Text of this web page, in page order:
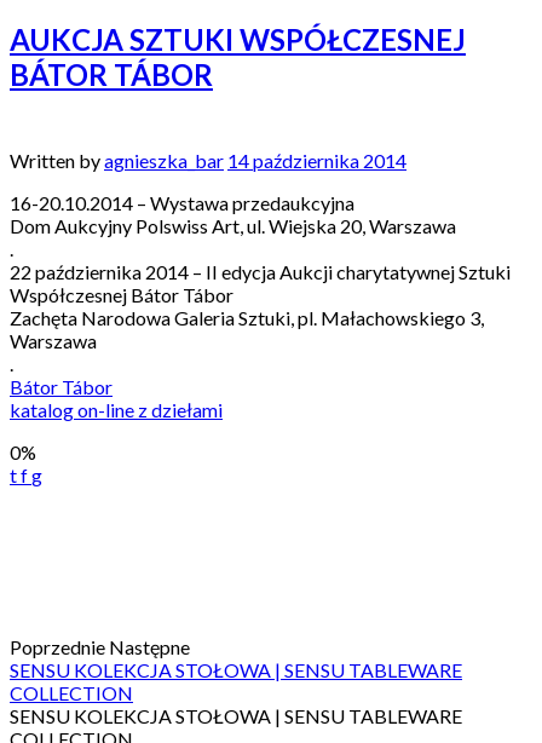
AUKCJA SZTUKI WSPÓŁCZESNEJ
BÁTOR TÁBOR
Written byagnieszka_bar 14 października 2014
16-20.10.2014 – Wystawa przedaukcyjna
Dom Aukcyjny Polswiss Art, ul. Wiejska 20, Warszawa
.
22 października 2014 – II edycja Aukcji charytatywnej Sztuki
Współczesnej Bátor Tábor
Zachęta Narodowa Galeria Sztuki, pl. Małachowskiego 3,
Warszawa
.
Bátor Tábor
katalog on-line z dziełami
0%
tfg
Poprzednie Następne
SENSU KOLEKCJA STOŁOWA | SENSU TABLEWARE
COLLECTION
SENSU KOLEKCJA STOŁOWA | SENSU TABLEWARE